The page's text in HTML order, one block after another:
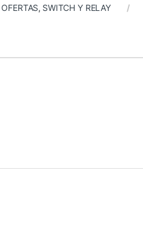
OFERTAS, SWITCH Y RELAY